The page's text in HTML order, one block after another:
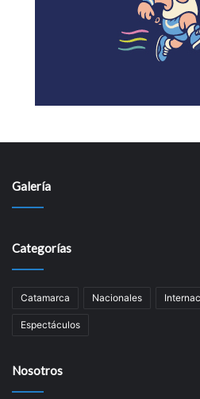
Galería
Categorías
Catamarca Nacionales
Espectáculos
Nosotros